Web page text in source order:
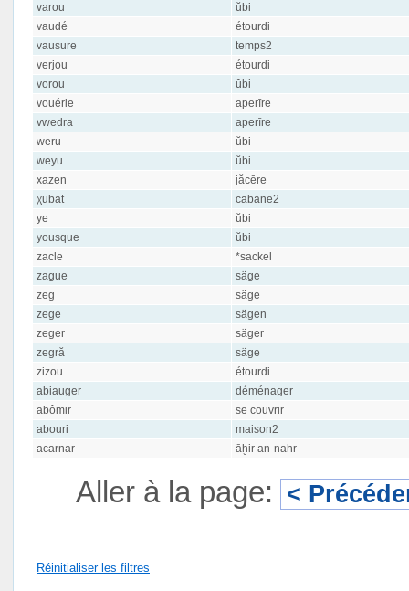
varou
ŭbi
vaudé
étourdi
vausure
temps2
verjou
étourdi
vorou
ŭbi
vouérie
aperīre
vwedra
aperīre
weru
ŭbi
weyu
ŭbi
xazen
jăcēre
χubat
cabane2
ye
ŭbi
yousque
ŭbi
zacle
*sackel
zague
säge
zeg
säge
zege
sägen
zeger
säger
zegră
säge
zizou
étourdi
abiauger
déménager
abômir
se couvrir
abouri
maison2
acarnar
āḫir an-nahr
Aller à la page: <
Réinitialiser les filtres